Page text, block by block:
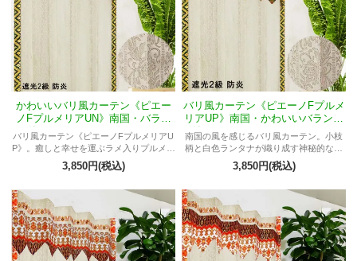
かわいいバリ風カーテン《ピエー
ノFプルメリアUN》南国・バラン
ス付きフラットスタイル・ラタン
柄・白色・防炎・遮光２級
バリ風カーテン《ピエーノFプルメリアU
P》。癒しと幸せを運ぶラメ入りプルメリ
ア模様。遮光2級・防炎対応。バリ明るい
リゾート気分を満喫。
3,850円(税込)
バリ風カーテン《ピエーノFプルメ
リアUP》南国・かわいいバランス
付きフラットスタイル・ラタン
柄・白色・防炎・遮光２級
南国の風を感じるバリ風カーテン。小枝
柄と白色ランタナが織り成す神秘的なデ
ザイン。遮光性能と防炎性を兼ね備え、
様々な窓にフィット。シンプルでリラッ
3,850円(税込)